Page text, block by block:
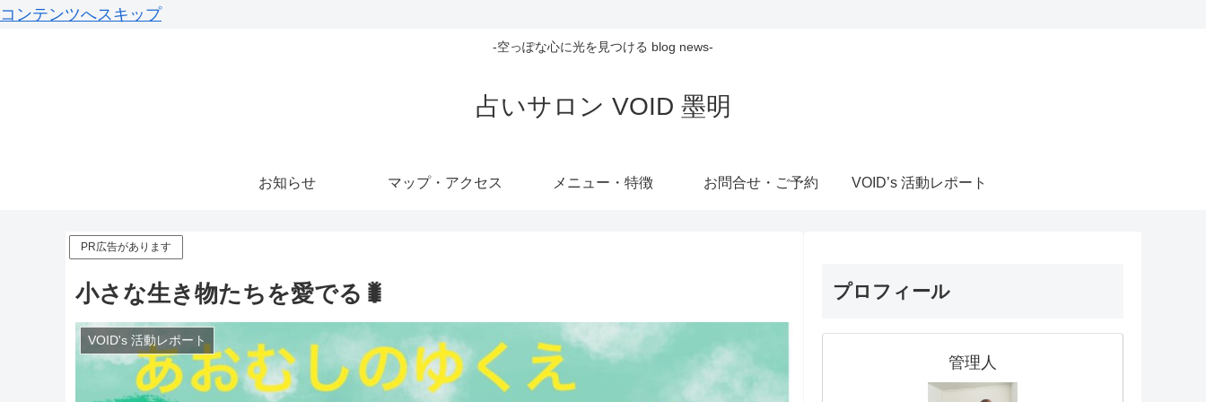
コンテンツへスキップ
-空っぽな心に光を見つける blog news-
占いサロン VOID 墨明
お知らせ マップ・アクセス メニュー・特徴 お問合せ・ご予約 VOID’s 活動レポート
PR広告があります
小さな生き物たちを愛でる🐛
VOID's 活動レポート
プロフィール
管理人